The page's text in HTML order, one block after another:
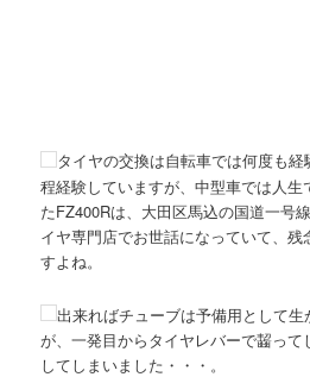
タイヤの交換は自転車では何度も
程経験していますが、中型車では人
たFZ400Rは、大田区馬込の国道一号
イヤ専門店でお世話になっていて、
すよね。
出来ればチューブは予備用として
が、一発目からタイヤレバーで齧って
してしまいました・・・。